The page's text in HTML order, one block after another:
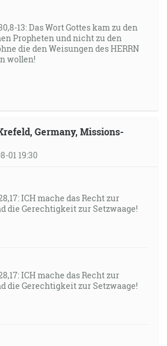
13: Das Wort Gottes kam zu den
Propheten und nicht zu den
die den Weisungen des HERRN
wollen!
Germany, Missions-
01 19:30
ICH mache das Recht zur
die Gerechtigkeit zur Setzwaage!
ICH mache das Recht zur
die Gerechtigkeit zur Setzwaage!